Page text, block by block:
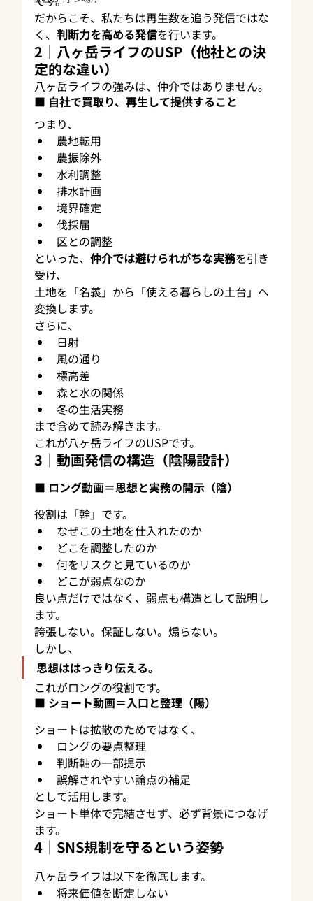
だからこそ、私たちは再生数を追う発信ではな
く、 判断力を高める発信を行います。
2｜八ヶ岳ライフのUSP（他社との決
定的な違い）
八ヶ岳ライフの強みは、仲介ではありません。
■ 自社で買取り、再生して提供すること
つまり、
農地転用
農振除外
水利調整
排水計画
境界確定
伐採届
区との調整
といった、 仲介では避けられがちな実務を引き
受け、
土地を「名義」から「使える暮らしの土台」へ
変換します。
さらに、
日射
風の通り
標高差
森と水の関係
冬の生活実務
まで含めて読み解きます。
これが八ヶ岳ライフのUSPです。
3｜動画発信の構造（陰陽設計）
■ ロング動画＝思想と実務の開示（陰）
役割は「幹」です。
なぜこの土地を仕入れたのか
どこを調整したのか
何をリスクと見ているのか
どこが弱点なのか
良い点だけではなく、弱点も構造として説明し
ます。
誇張しない。保証しない。煽らない。
しかし、
思想ははっきり伝える。
これがロングの役割です。
■ ショート動画＝入口と整理（陽）
ショートは拡散のためではなく、
ロングの要点整理
判断軸の一部提示
誤解されやすい論点の補足
として活用します。
ショート単体で完結させず、必ず背景につなげ
ます。
4｜SNS規制を守るという姿勢
八ヶ岳ライフは以下を徹底します。
将来価値を断定しない